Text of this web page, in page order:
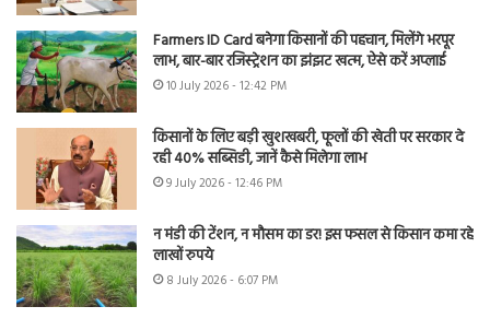
Farmers ID Card बनेगा किसानों की पहचान, मिलेंगे भरपूर
लाभ, बार-बार रजिस्ट्रेशन का झंझट खत्म, ऐसे करें अप्लाई
10 July 2026 - 12:42 PM
किसानों के लिए बड़ी खुशखबरी, फूलों की खेती पर सरकार दे
रही 40% सब्सिडी, जानें कैसे मिलेगा लाभ
9 July 2026 - 12:46 PM
न मंडी की टेंशन, न मौसम का डर! इस फसल से किसान कमा रहे
लाखों रुपये
8 July 2026 - 6:07 PM